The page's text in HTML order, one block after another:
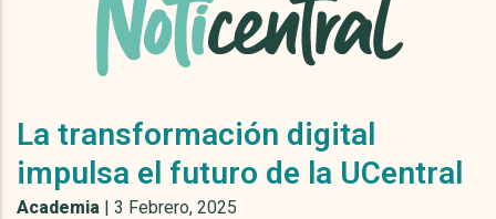
La transformación digital
impulsa el futuro de la UCentral
Academia | 3 Febrero, 2025